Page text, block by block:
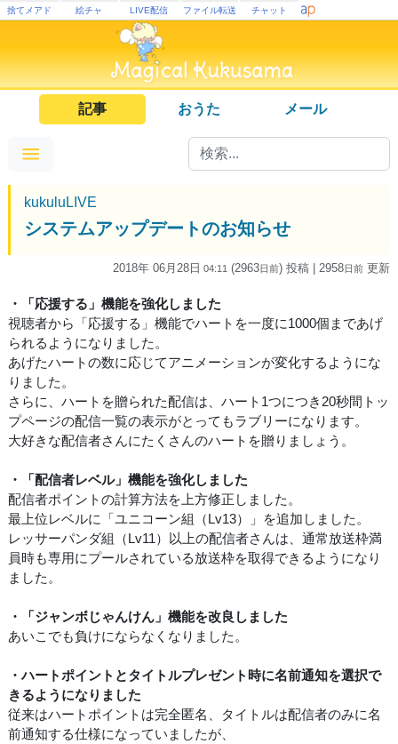
捨てメアド 絵チャ LIVE配信 ファイル転送 チャット
記事 おうた メール
kukuluLIVE
システムアップデートのお知らせ
2018年 06月28日 04:11 (2963日前) 投稿 | 2958日前 更新
・「応援する」機能を強化しました
視聴者から「応援する」機能でハートを一度に1000個まであげ
られるようになりました。
あげたハートの数に応じてアニメーションが変化するようにな
りました。
さらに、ハートを贈られた配信は、ハート1つにつき20秒間トッ
プページの配信一覧の表示がとってもラブリーになります。
大好きな配信者さんにたくさんのハートを贈りましょう。
・「配信者レベル」機能を強化しました
配信者ポイントの計算方法を上方修正しました。
最上位レベルに「ユニコーン組（Lv13）」を追加しました。
レッサーパンダ組（Lv11）以上の配信者さんは、通常放送枠満
員時も専用にプールされている放送枠を取得できるようになり
ました。
・「ジャンボじゃんけん」機能を改良しました
あいこでも負けにならなくなりました。
・ハートポイントとタイトルプレゼント時に名前通知を選択で
きるようになりました
従来はハートポイントは完全匿名、タイトルは配信者のみに名
前通知する仕様になっていましたが、